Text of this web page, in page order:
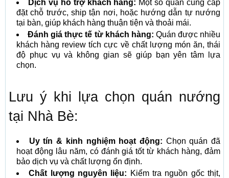
Dịch vụ hỗ trợ khách hàng: Một số quán cung cấp
đặt chỗ trước, ship tận nơi, hoặc hướng dẫn tự nướng
tại bàn, giúp khách hàng thuận tiện và thoải mái.
Đánh giá thực tế từ khách hàng: Quán được nhiều
khách hàng review tích cực về chất lượng món ăn, thái
độ phục vụ và không gian sẽ giúp bạn yên tâm lựa
chọn.
Lưu ý khi lựa chọn quán nướng
tại Nhà Bè:
Uy tín & kinh nghiệm hoạt động: Chọn quán đã
hoạt động lâu năm, có đánh giá tốt từ khách hàng, đảm
bảo dịch vụ và chất lượng ổn định.
Chất lượng nguyên liệu: Kiểm tra nguồn gốc thịt,